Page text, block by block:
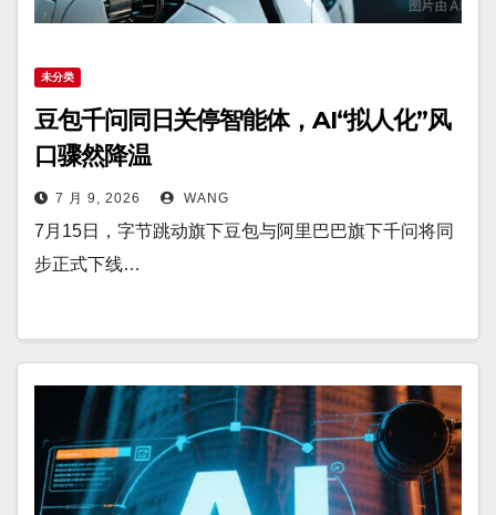
未分类
豆包千问同日关停智能体，AI“拟人化”风
口骤然降温
7 月 9, 2026 WANG
7月15日，字节跳动旗下豆包与阿里巴巴旗下千问将同
步正式下线…